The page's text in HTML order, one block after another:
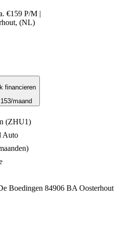
€159 P/M |
(NL)
financieren
/maand
(ZHU1)
Auto
Boedingen 84906 BA Oosterhout